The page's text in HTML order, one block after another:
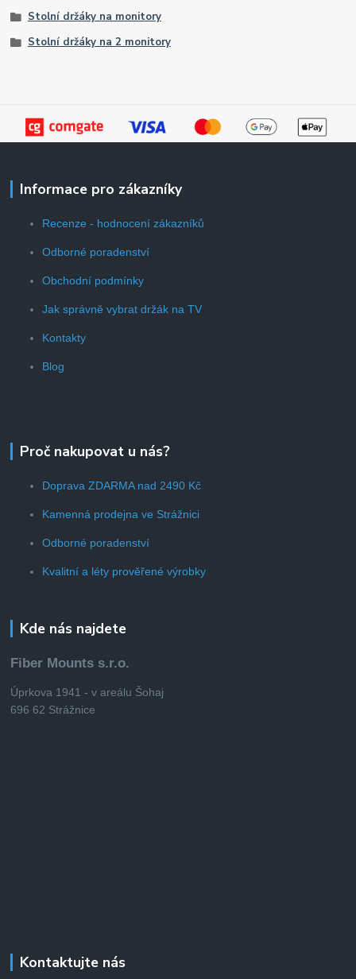
Stolní držáky na monitory
Stolní držáky na 2 monitory
Informace pro zákazníky
Recenze - hodnocení zákazníků
Odborné poradenství
Obchodní podmínky
Jak správně vybrat držák na TV
Kontakty
Blog
Proč nakupovat u nás?
Doprava ZDARMA nad 2490 Kč
Kamenná prodejna ve Strážnici
Odborné poradenství
Kvalitní a léty prověřené výrobky
Kde nás najdete
Fiber Mounts s.r.o.
Úprkova 1941 - v areálu Šohaj
696 62 Strážnice
Kontaktujte nás